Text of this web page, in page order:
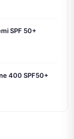
SPF 50+
400 SPF50+